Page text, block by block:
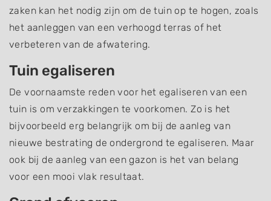
zaken kan het nodig zijn om de tuin op te hogen, zoals
het aanleggen van een verhoogd terras of het
verbeteren van de afwatering.
Tuin egaliseren
De voornaamste reden voor het egaliseren van een
tuin is om verzakkingen te voorkomen. Zo is het
bijvoorbeeld erg belangrijk om bij de aanleg van
nieuwe bestrating de ondergrond te egaliseren. Maar
ook bij de aanleg van een gazon is het van belang
voor een mooi vlak resultaat.